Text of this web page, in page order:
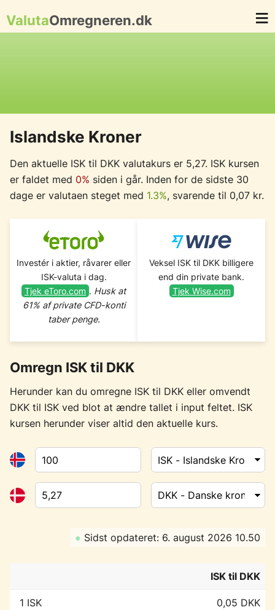
ValutaOmregneren.dk
Islandske Kroner
Den aktuelle ISK til DKK valutakurs er 5,27. ISK kursen
er faldet med 0% siden i går. Inden for de sidste 30
dage er valutaen steget med 1.3%, svarende til 0,07 kr.
Investér i aktier, råvarer eller
ISK-valuta i dag.
Tjek eToro.com . Husk at
61% af private CFD-konti
taber penge.
Veksel ISK til DKK billigere
end din private bank.
Tjek Wise.com
Omregn ISK til DKK
Herunder kan du omregne ISK til DKK eller omvendt
DKK til ISK ved blot at ændre tallet i input feltet. ISK
kursen herunder viser altid den aktuelle kurs.
● Sidst opdateret: 6. august 2026 10.50
ISK til DKK
1 ISK 0,05 DKK